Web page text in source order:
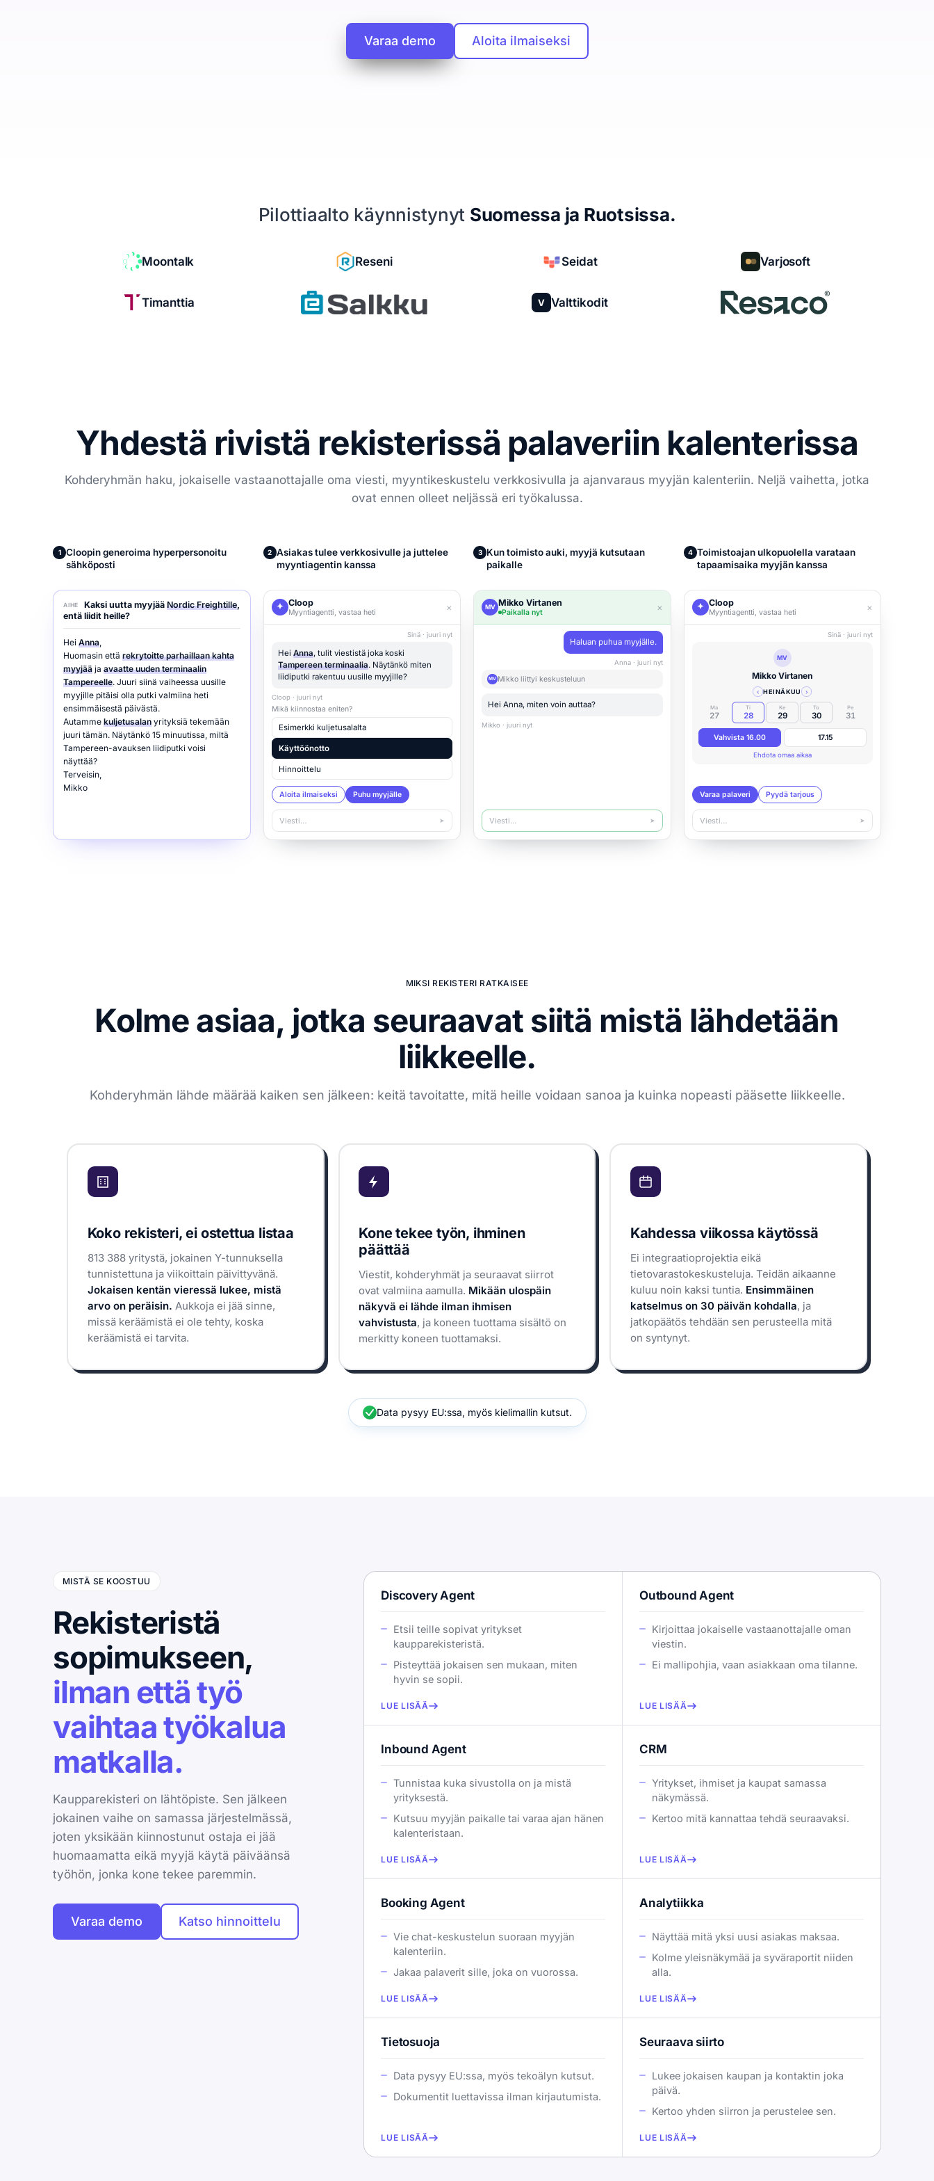
Varaa demo Aloita ilmaiseksi
Pilottiaalto käynnistynyt Suomessa ja Ruotsissa.
Moontalk Reseni Seidat Varjosoft
Timanttia V Valttikodit
Yhdestä rivistä rekisterissä palaveriin kalenterissa
Kohderyhmän haku, jokaiselle vastaanottajalle oma viesti, myyntikeskustelu verkkosivulla ja ajanvaraus myyjän kalenteriin. Neljä vaihetta, jotka
ovat ennen olleet neljässä eri työkalussa.
1
Cloopin generoima hyperpersonoitu
sähköposti
AIHE Kaksi uutta myyjääNordic Freightille,
entä liidit heille?
Hei Anna
Huomasin että rekrytoitte parhaillaan kahta
myyjää ja avaatte uuden terminaalin
Tampereelle. Juuri siinä vaiheessa uusille
myyjille pitäisi olla putki valmiina heti
ensimmäisestä päivästä.
Autamme kuljetusalan yrityksiä tekemään
juuri tämän. Näytänkö 15 minuutissa, miltä
Tampereen-avauksen liidiputki voisi
näyttää?
Terveisin,
Mikko
2 Asiakas tulee verkkosivulle ja juttelee
myyntiagentin kanssa
Cloop
Myyntiagentti, vastaa heti ×
Sinä · juuri nyt
Hei Anna, tulit viestistä joka koski
Tampereen terminaalia. Näytänkö miten
liidiputki rakentuu uusille myyjille?
Cloop · juuri nyt
Mikä kiinnostaa eniten?
Esimerkki kuljetusalalta
Käyttöönotto
Hinnoittelu
Aloita ilmaiseksi Puhu myyjälle
Viesti… ➤
3
Kun toimisto auki, myyjä kutsutaan
paikalle
MV Mikko Virtanen
Paikalla nyt ×
Haluan puhua myyjälle.
Anna · juuri nyt
MV Mikko liittyi keskusteluun
Hei Anna, miten voin auttaa?
Mikko · juuri nyt
Viesti… ➤
4 Toimistoajan ulkopuolella varataan
tapaamisaika myyjän kanssa
Cloop
Myyntiagentti, vastaa heti ×
Sinä · juuri nyt
MV
Mikko Virtanen
‹ HEINÄKUU ›
Ma
27
Ti
28
Ke
29
To
30
Pe
31
Vahvista 16.00 17.15
Ehdota omaa aikaa
Varaa palaveri Pyydä tarjous
Viesti… ➤
MIKSI REKISTERI RATKAISEE
Kolme asiaa, jotka seuraavat siitä mistä lähdetään
liikkeelle.
Kohderyhmän lähde määrää kaiken sen jälkeen: keitä tavoitatte, mitä heille voidaan sanoa ja kuinka nopeasti pääsette liikkeelle.
Koko rekisteri, ei ostettua listaa
813 388 yritystä, jokainen Y-tunnuksella
tunnistettuna ja viikoittain päivittyvänä.
Jokaisen kentän vieressä lukee, mistä
arvo on peräisin. Aukkoja ei jää sinne,
missä keräämistä ei ole tehty, koska
keräämistä ei tarvita.
Kone tekee työn, ihminen
päättää
Viestit, kohderyhmät ja seuraavat siirrot
ovat valmiina aamulla. Mikään ulospäin
näkyvä ei lähde ilman ihmisen
vahvistusta, ja koneen tuottama sisältö on
merkitty koneen tuottamaksi.
Kahdessa viikossa käytössä
Ei integraatioprojektia eikä
tietovarastokeskusteluja. Teidän aikaanne
kuluu noin kaksi tuntia. Ensimmäinen
katselmus on 30 päivän kohdalla, ja
jatkopäätös tehdään sen perusteella mitä
on syntynyt.
Data pysyy EU:ssa, myös kielimallin kutsut.
MISTÄ SE KOOSTUU
Rekisteristä
sopimukseen,
ilman että työ
vaihtaa työkalua
matkalla.
Kaupparekisteri on lähtöpiste. Sen jälkeen
jokainen vaihe on samassa järjestelmässä,
joten yksikään kiinnostunut ostaja ei jää
huomaamatta eikä myyjä käytä päiväänsä
työhön, jonka kone tekee paremmin.
Varaa demo Katso hinnoittelu
Discovery Agent
Etsii teille sopivat yritykset
kaupparekisteristä.
Pisteyttää jokaisen sen mukaan, miten
hyvin se sopii.
LUE LISÄÄ
Outbound Agent
Kirjoittaa jokaiselle vastaanottajalle oman
viestin.
Ei mallipohjia, vaan asiakkaan oma tilanne.
LUE LISÄÄ
Inbound Agent
Tunnistaa kuka sivustolla on ja mistä
yrityksestä.
Kutsuu myyjän paikalle tai varaa ajan hänen
kalenteristaan.
LUE LISÄÄ
CRM
Yritykset, ihmiset ja kaupat samassa
näkymässä.
Kertoo mitä kannattaa tehdä seuraavaksi.
LUE LISÄÄ
Booking Agent
Vie chat-keskustelun suoraan myyjän
kalenteriin.
Jakaa palaverit sille, joka on vuorossa.
LUE LISÄÄ
Analytiikka
Näyttää mitä yksi uusi asiakas maksaa.
Kolme yleisnäkymää ja syväraportit niiden
alla.
LUE LISÄÄ
Tietosuoja
Data pysyy EU:ssa, myös tekoälyn kutsut.
Dokumentit luettavissa ilman kirjautumista.
LUE LISÄÄ
Seuraava siirto
Lukee jokaisen kaupan ja kontaktin joka
päivä.
Kertoo yhden siirron ja perustelee sen.
LUE LISÄÄ